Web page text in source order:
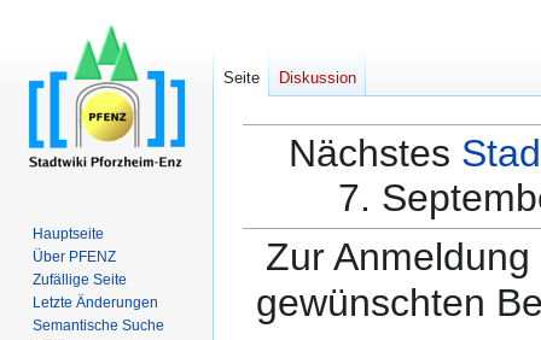
Nächstes
7.
Zur
gewünschten
Seite Diskussion
Hauptseite
Über PFENZ
Zufällige Seite
Letzte Änderungen
Semantische Suche